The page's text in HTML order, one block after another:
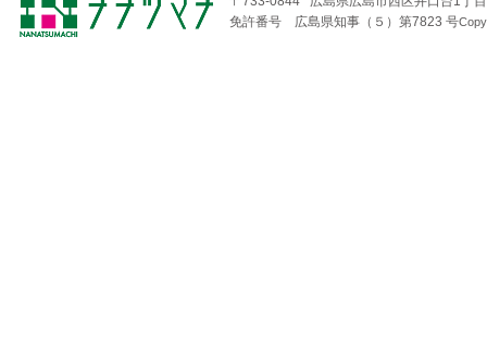
免許番号 広島県知事（５）第7823 号